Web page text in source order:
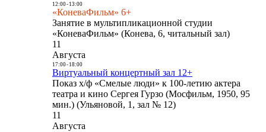
12:00- 13:00
«КоневаФильм» 6+
Занятие в мультипликационной студии
«КоневаФильм» (Конева, 6, читальный зал)
11
Августа
17:00- 18:00
Виртуальный концертный зал 12+
Показ х/ф «Смелые люди» к 100-летию актера
театра и кино Сергея Гурзо (Мосфильм, 1950, 95
мин.) (Ульяновой, 1, зал № 12)
11
Августа